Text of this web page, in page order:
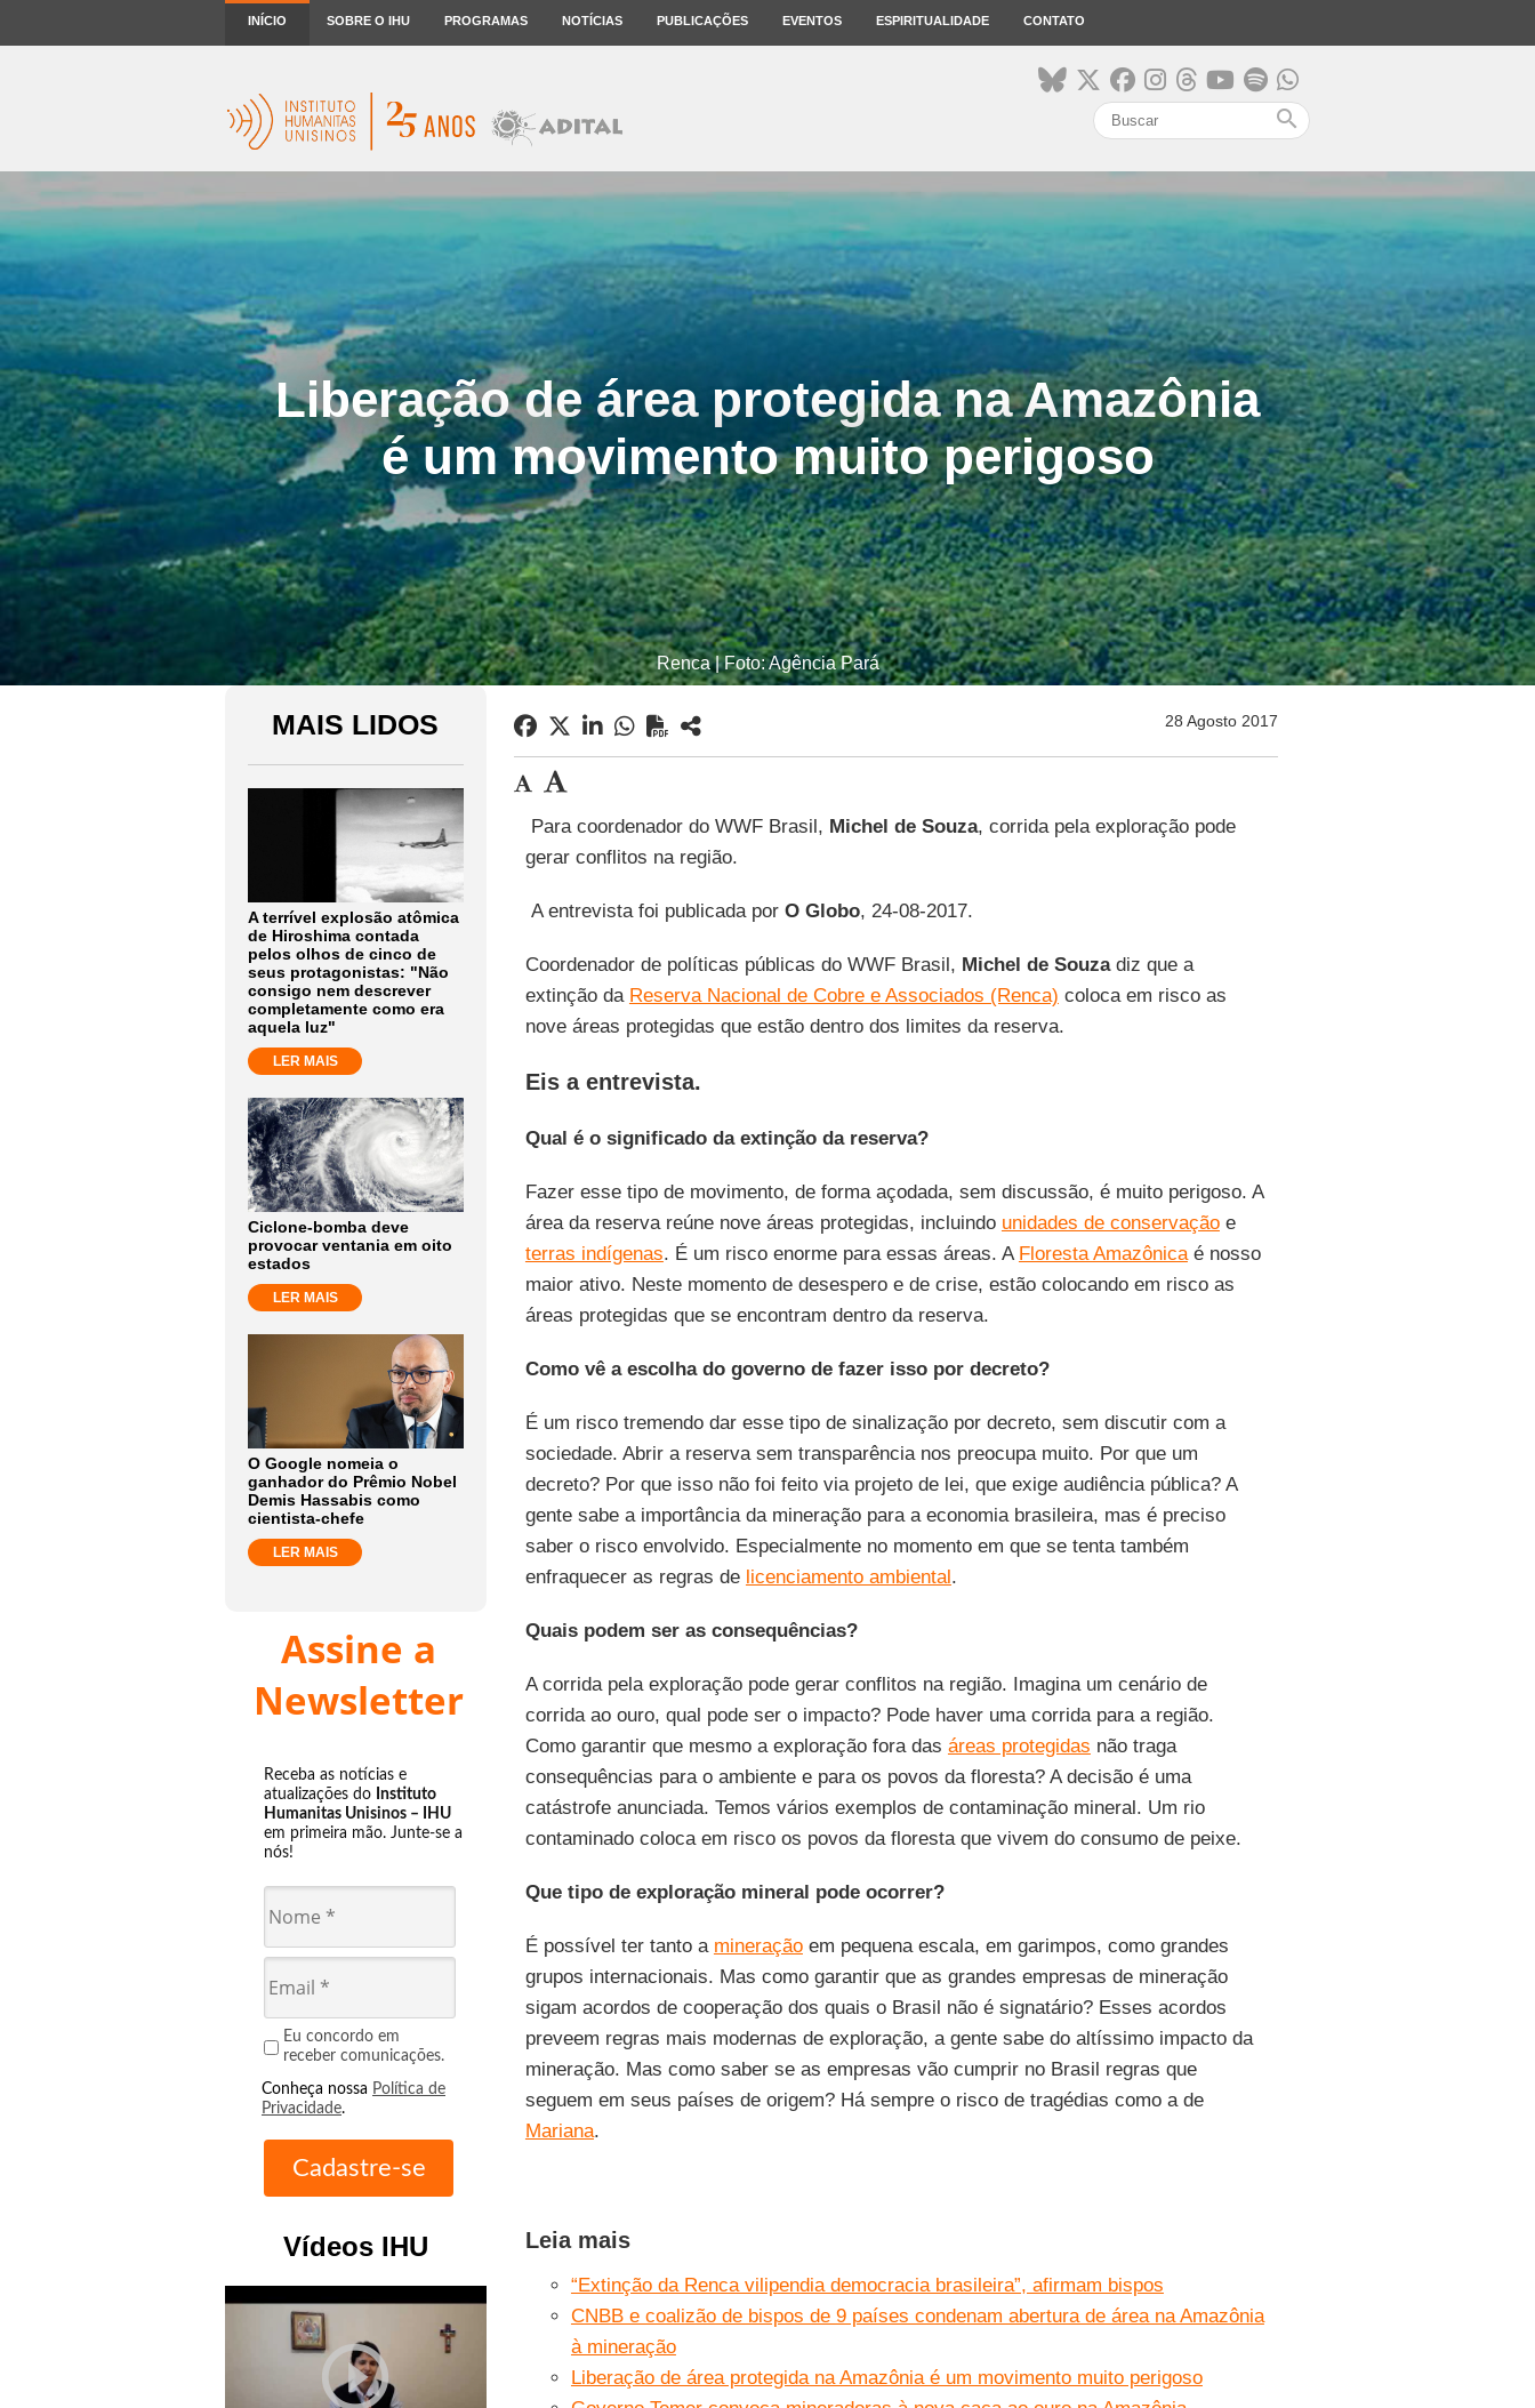
INÍCIO SOBRE O IHU PROGRAMAS NOTÍCIAS PUBLICAÇÕES EVENTOS ESPIRITUALIDADE CONTATO
search
Liberação de área protegida na Amazônia
é um movimento muito perigoso
Renca | Foto: Agência Pará
MAIS LIDOS
A terrível explosão atômica
de Hiroshima contada
pelos olhos de cinco de
seus protagonistas: "Não
consigo nem descrever
completamente como era
aquela luz"
LER MAIS
Ciclone-bomba deve
provocar ventania em oito
estados
LER MAIS
O Google nomeia o
ganhador do Prêmio Nobel
Demis Hassabis como
cientista-chefe
LER MAIS
Assine a
Newsletter
Receba as notícias e
atualizações do Instituto
Humanitas Unisinos – IHU
em primeira mão. Junte-se a
nós!
Eu concordo em
receber comunicações.
Conheça nossa Política de
Privacidade.
Vídeos IHU
play_circle_outline
28 Agosto 2017
Para coordenador do WWF Brasil, Michel de Souza, corrida pela exploração pode
gerar conflitos na região.
A entrevista foi publicada por O Globo, 24-08-2017.
Coordenador de políticas públicas do WWF Brasil, Michel de Souzadiz que a
extinção da Reserva Nacional de Cobre e Associados (Renca) coloca em risco as
nove áreas protegidas que estão dentro dos limites da reserva.
Eis a entrevista.
Qual é o significado da extinção da reserva?
Fazer esse tipo de movimento, de forma açodada, sem discussão, é muito perigoso. A
área da reserva reúne nove áreas protegidas, incluindo unidades de conservaçãoe
terras indígenas. É um risco enorme para essas áreas. A Floresta Amazônicaé nosso
maior ativo. Neste momento de desespero e de crise, estão colocando em risco as
áreas protegidas que se encontram dentro da reserva.
Como vê a escolha do governo de fazer isso por decreto?
É um risco tremendo dar esse tipo de sinalização por decreto, sem discutir com a
sociedade. Abrir a reserva sem transparência nos preocupa muito. Por que um
decreto? Por que isso não foi feito via projeto de lei, que exige audiência pública? A
gente sabe a importância da mineração para a economia brasileira, mas é preciso
saber o risco envolvido. Especialmente no momento em que se tenta também
enfraquecer as regras de licenciamento ambiental.
Quais podem ser as consequências?
A corrida pela exploração pode gerar conflitos na região. Imagina um cenário de
corrida ao ouro, qual pode ser o impacto? Pode haver uma corrida para a região.
Como garantir que mesmo a exploração fora das áreas protegidas não traga
consequências para o ambiente e para os povos da floresta? A decisão é uma
catástrofe anunciada. Temos vários exemplos de contaminação mineral. Um rio
contaminado coloca em risco os povos da floresta que vivem do consumo de peixe.
Que tipo de exploração mineral pode ocorrer?
É possível ter tanto a mineraçãoem pequena escala, em garimpos, como grandes
grupos internacionais. Mas como garantir que as grandes empresas de mineração
sigam acordos de cooperação dos quais o Brasil não é signatário? Esses acordos
preveem regras mais modernas de exploração, a gente sabe do altíssimo impacto da
mineração. Mas como saber se as empresas vão cumprir no Brasil regras que
seguem em seus países de origem? Há sempre o risco de tragédias como a de
Mariana.
Leia mais
“Extinção da Renca vilipendia democracia brasileira”, afirmam bispos
CNBB e coalizão de bispos de 9 países condenam abertura de área na Amazônia
à mineração
Liberação de área protegida na Amazônia é um movimento muito perigoso